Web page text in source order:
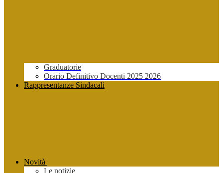
Graduatorie
Orario Definitivo Docenti 2025 2026
Rappresentanze Sindacali
Novità
Le notizie